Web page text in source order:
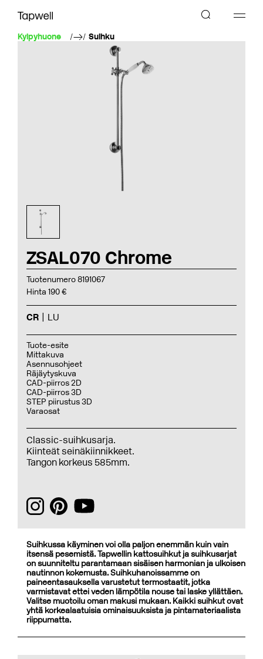
Kylpyhuone Suihku
ZSAL070 Chrome
Tuotenumero 8191067
Hinta 190 €
CR LU
Tuote-esite
Mittakuva
Asennusohjeet
Räjäytyskuva
CAD-piirros 2D
CAD-piirros 3D
STEP piirustus 3D
Varaosat
Classic-suihkusarja.
Kiinteät seinäkiinnikkeet.
Tangon korkeus 585mm.
Suihkussa käyminen voi olla paljon enemmän kuin vain
itsensä pesemistä. Tapwellin kattosuihkut ja suihkusarjat
on suunniteltu parantamaan sisäisen harmonian ja ulkoisen
nautinnon kokemusta. Suihkuhanoissamme on
paineentasauksella varustetut termostaatit, jotka
varmistavat ettei veden lämpötila nouse tai laske yllättäen.
Valitse muotoilu oman makusi mukaan. Kaikki suihkut ovat
yhtä korkealaatuisia ominaisuuksista ja pintamateriaalista
riippumatta.